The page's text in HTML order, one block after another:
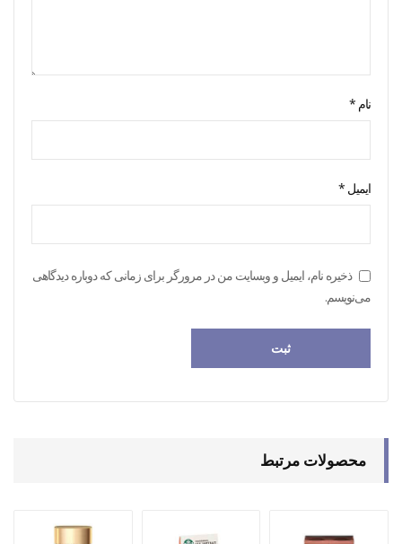
نام *
ایمیل *
ذخیره نام، ایمیل و وبسایت من در مرورگر برای زمانی که دوباره دیدگاهی
می‌نویسم.
محصولات مرتبط